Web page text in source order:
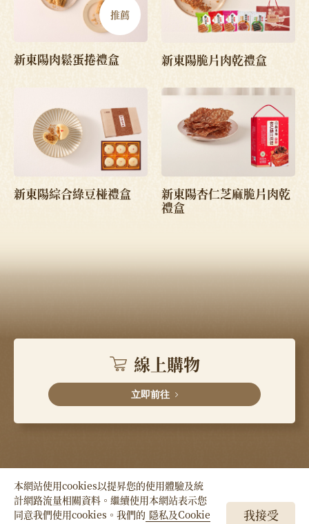
推薦
新東陽肉鬆蛋捲禮盒 新東陽脆片肉乾禮盒
新東陽綜合綠豆椪禮盒
新東陽杏仁芝麻脆片肉乾
禮盒
線上購物
立即前往
Copyright © HSIN TUNG YANG Co., LTD. All
Right Reserved.
本網站使用cookies以提昇您的使用體驗及統
計網路流量相關資料。繼續使用本網站表示您
同意我們使用cookies。我們的 隱私及Cookie
我接受